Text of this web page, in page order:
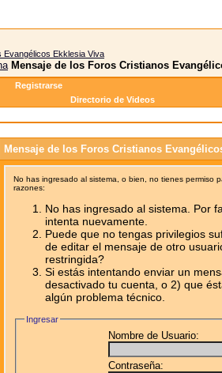
Evangélicos Ekklesia Viva
Mensaje de los Foros Cristianos
Registrarse
Directorio de Videos
Mensaje de los Foros Cristianos
No has ingresado al sistema, o bien, no tienes permiso
razones:
No has ingresado al sistema. Por
intenta nuevamente.
Puede que no tengas privilegios
de editar el mensaje de otro
restringida?
Si estás intentando enviar un
desactivado tu cuenta, o 2) que
algún problema técnico.
Ingresar
Nombre de Usuario:
Contraseña: